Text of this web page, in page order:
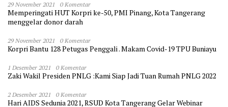
29 November 2021 0 Komentar
Memperingati HUT Korpri ke-50, PMI Pinang, Kota Tangerang
menggelar donor darah
29 November 2021 0 Komentar
Korpri Bantu 128 Petugas Penggali . Makam Covid-19 TPU Buniayu
1 Desember 2021 0 Komentar
Zaki Wakil Presiden PNLG :Kami Siap Jadi Tuan Rumah PNLG 2022
2 Desember 2021 0 Komentar
Hari AIDS Sedunia 2021, RSUD Kota Tangerang Gelar Webinar